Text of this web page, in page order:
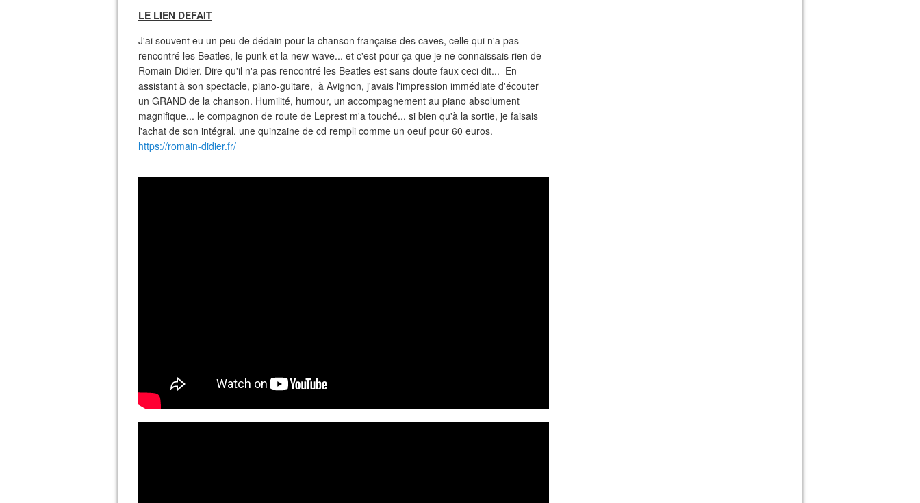
LE LIEN DEFAIT
J'ai souvent eu un peu de dédain pour la chanson française des caves, celle qui n'a pas
rencontré les Beatles, le punk et la new-wave... et c'est pour ça que je ne connaissais rien de
Romain Didier. Dire qu'il n'a pas rencontré les Beatles est sans doute faux ceci dit... En
assistant à son spectacle, piano-guitare, à Avignon, j'avais l'impression immédiate d'écouter
un GRAND de la chanson. Humilité, humour, un accompagnement au piano absolument
magnifique... le compagnon de route de Leprest m'a touché... si bien qu'à la sortie, je faisais
l'achat de son intégral. une quinzaine de cd rempli comme un oeuf pour 60 euros.
https://romain-didier.fr/